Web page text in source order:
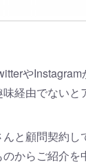
や
経由でない
と顧問契約
からご紹介